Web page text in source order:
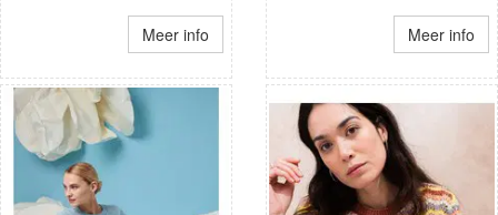
Meer info Meer info